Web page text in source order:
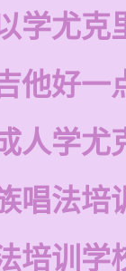
学尤克
他好一
人学尤
唱法培
培训学